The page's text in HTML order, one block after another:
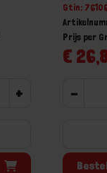
+
Gtin:
€
Prijs per
-